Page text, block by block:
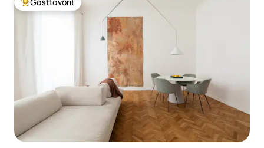
Populär gästfavorit
Gästfavorit